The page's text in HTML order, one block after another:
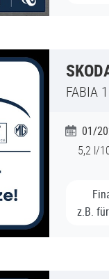
FABIA
01/
5,2 l/
z.B.